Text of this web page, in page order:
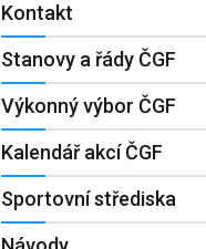
Kontakt
Stanovy a řády ČGF
Výkonný výbor ČGF
Kalendář akcí ČGF
Sportovní střediska